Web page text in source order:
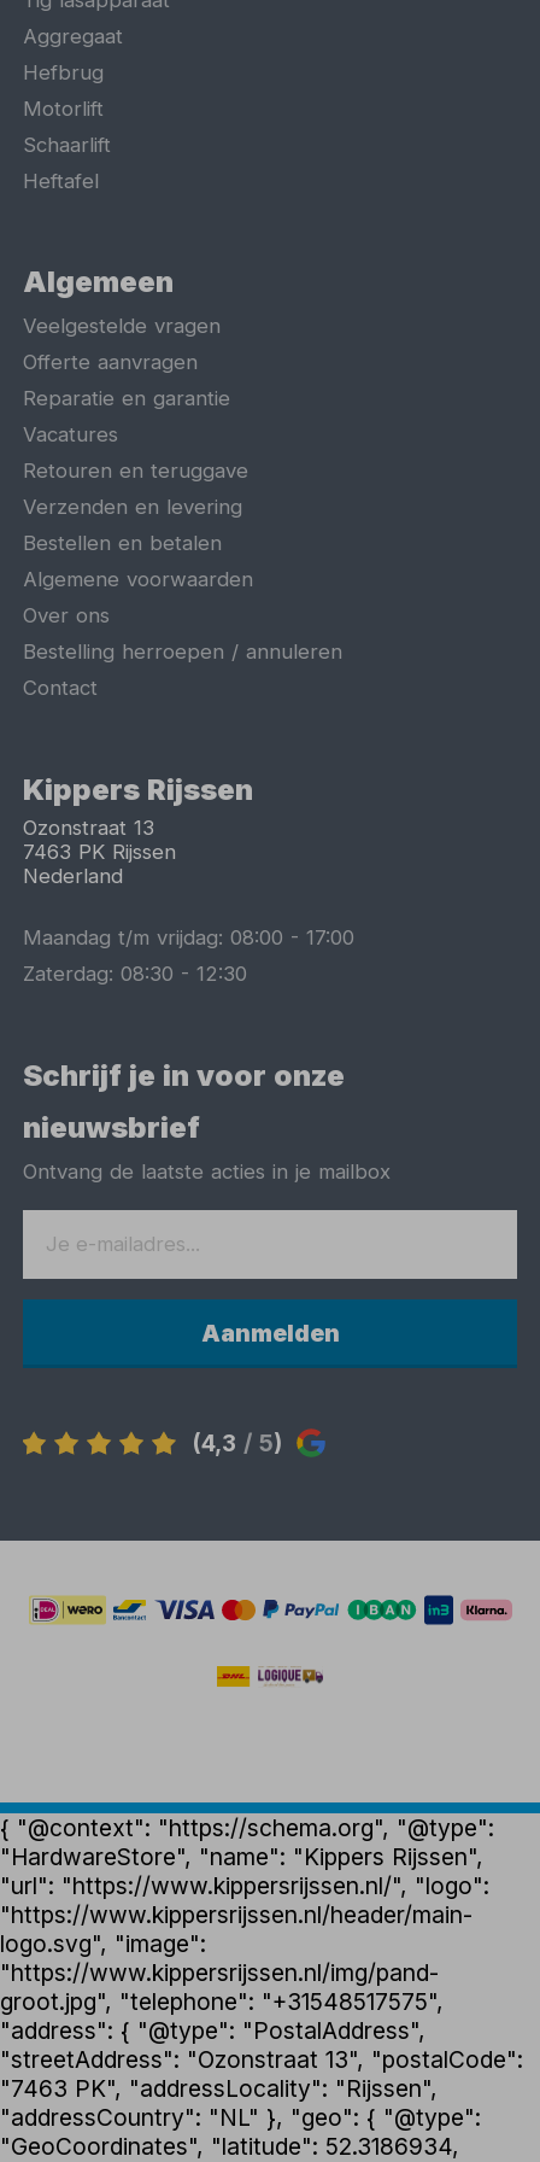
Aggregaat
Hefbrug
Motorlift
Schaarlift
Heftafel
Algemeen
Veelgestelde vragen
Offerte aanvragen
Reparatie en garantie
Vacatures
Retouren en teruggave
Verzenden en levering
Bestellen en betalen
Algemene voorwaarden
Over ons
Bestelling herroepen / annuleren
Contact
Kippers Rijssen
Ozonstraat 13
7463 PK Rijssen
Nederland
Maandag t/m vrijdag:08:00 -17:00
Zaterdag:08:30 -12:30
Schrijf je in voor onze
nieuwsbrief
Ontvang de laatste acties in je mailbox
Aanmelden
(4,3 / 5)
{ "@context": "https://schema.org", "@type":
"HardwareStore", "name": "Kippers Rijssen",
"url": "https://www.kippersrijssen.nl/", "logo":
"https://www.kippersrijssen.nl/header/main-
logo.svg", "image":
"https://www.kippersrijssen.nl/img/pand-
groot.jpg", "telephone": "+31548517575",
"address": { "@type": "PostalAddress",
"streetAddress": "Ozonstraat 13", "postalCode":
"7463 PK", "addressLocality": "Rijssen",
"addressCountry": "NL" }, "geo": { "@type":
"GeoCoordinates", "latitude": 52.3186934,